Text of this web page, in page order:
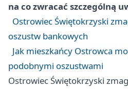
na co zwracać szczególną
Ostrowiec Świętokrzyski
oszustw bankowych
Jak mieszkańcy Ostrowca
podobnymi oszustwami
Ostrowiec Świętokrzyski